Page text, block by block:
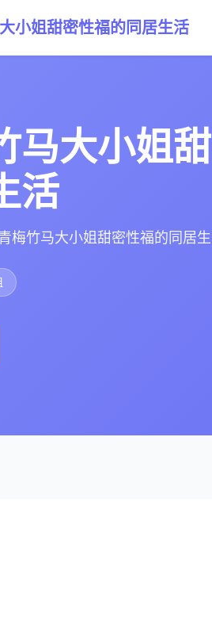
小姐甜密性福的同居生活
马大小姐
活
梅竹马大小姐甜密性福的同居生